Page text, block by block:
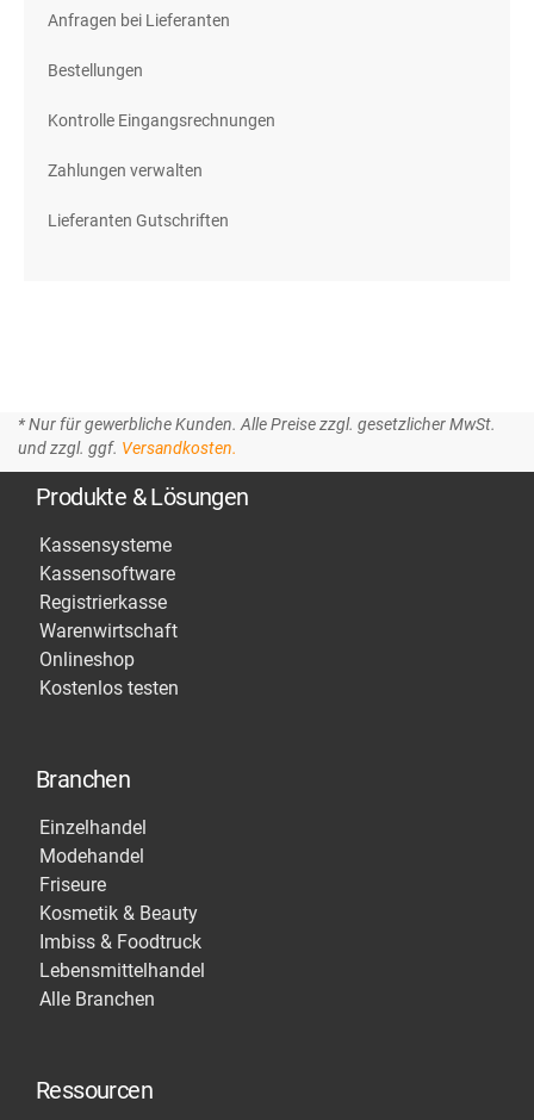
Anfragen bei Lieferanten
Bestellungen
Kontrolle Eingangsrechnungen
Zahlungen verwalten
Lieferanten Gutschriften
* Nur für gewerbliche Kunden. Alle Preise zzgl. gesetzlicher MwSt.
und zzgl. ggf. Versandkosten.
Produkte & Lösungen
Kassensysteme
Kassensoftware
Registrierkasse
Warenwirtschaft
Onlineshop
Kostenlos testen
Branchen
Einzelhandel
Modehandel
Friseure
Kosmetik & Beauty
Imbiss & Foodtruck
Lebensmittelhandel
Alle Branchen
Ressourcen